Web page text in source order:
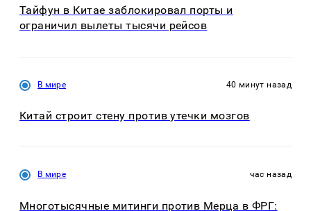
Тайфун в Китае заблокировал порты и
ограничил вылеты тысячи рейсов
В мире 40 минут назад
Китай строит стену против утечки мозгов
В мире час назад
Многотысячные митинги против Мерца в ФРГ: